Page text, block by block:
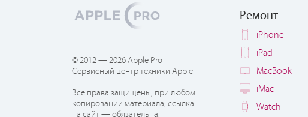
© 2012 — 2026 Apple Pro
Сервисный центр техники Apple
Все права защищены, при любом
копировании материала, ссылка
на сайт — обязательна.
Ремонт
iPhone
iPad
MacBook
iMac
Watch